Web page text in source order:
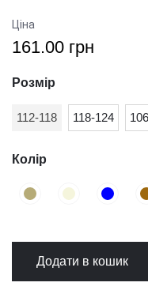
Ціна
161.00 грн
Розмір
112-118 118-124
Колір
Додати в кошик